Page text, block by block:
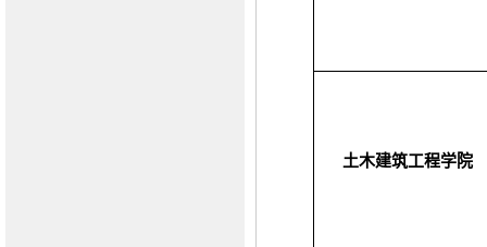
土木建筑工程学院